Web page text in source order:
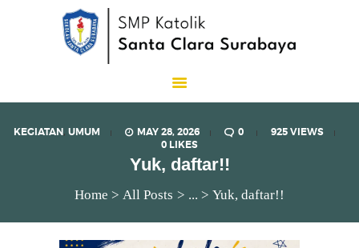
KEGIATAN, UMUM MAY 28, 2026 0 925 VIEWS
0 LIKES
Yuk, daftar!!
Home All Posts ... Yuk, daftar!!
SMP Katolik Santa Clara